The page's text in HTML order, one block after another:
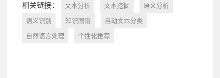
相关链接： 文本分析 文本挖掘 语义分析
语义识别 知识图谱 自动文本分类
自然语言处理 个性化推荐